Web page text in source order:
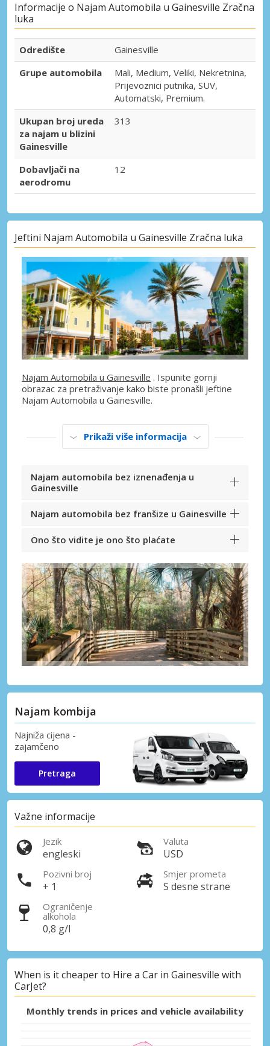
Informacije o Najam Automobila u Gainesville Zračna
luka
Odredište
Gainesville
Grupe automobila
Mali, Medium, Veliki, Nekretnina,
Prijevoznici putnika, SUV,
Automatski, Premium.
Ukupan broj ureda
za najam u blizini
Gainesville
313
Dobavljači na
aerodromu
12
Jeftini Najam Automobila u Gainesville Zračna luka
Najam Automobila u Gainesville . Ispunite gornji
obrazac za pretraživanje kako biste pronašli jeftine
Najam Automobila u Gainesville.
Prikaži više informacija
Najam automobila bez iznenađenja u
Gainesville
Najam automobila bez franšize u Gainesville
Ono što vidite je ono što plaćate
Najam kombija
Najniža cijena -
zajamčeno
Pretraga
Važne informacije
Jezik
engleski
Valuta
USD
Pozivni broj
+ 1
Smjer prometa
S desne strane
Ograničenje
alkohola
0,8 g/l
When is it cheaper to Hire a Car in Gainesville with
CarJet?
Monthly trends in prices and vehicle availability